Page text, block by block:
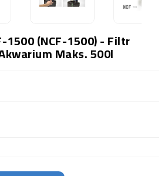
1500 (NCF-1500) - Filtr
Maks. 500l